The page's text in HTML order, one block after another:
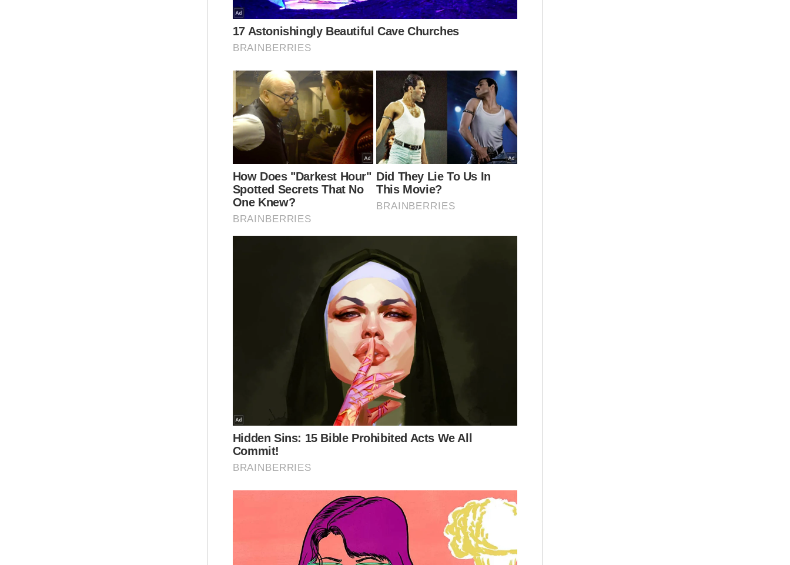
Fortune 500 termasuk Airbnb, Amazon, Amazon
Web Services, Boeing, ConocoPhilips dan
Kimberly-Clark di Harvard Club, New York.
Perdana Menteri juga telah mengadakan
perjumpaan bersama ahli ekonomi terkenal yang
juga pemenang Anugerah Peringatan Nobel dalam
bidang ekonomi, Profesor Joseph Stiglitz daripada
Universiti Columbia.
Menurutnya, kesempatan ini turut dimanfaatkan
untuk kedua-dua mereka untuk bertukar-tukar
pandangan berkaitan keperluan ekonomi negara
membangun diberi peluang yang lebih saksama,
"Kami turut berbincang mengenai langkah dan
strategi yang boleh dilaksana untuk meningkatkan
pendapatan dan membasmi kemiskinan dan dalam
masa yang sama memastikan kemapanan,”
Anwar Islamkan saudara baharu di New York
Anwar bertemu rakyat, pelajar Malaysia di New York
Anwar sampaikan khutbah Jumaat di ICCNY New York
Anwar berkata mereka juga bersetuju pendidikan
yang lebih menyeluruh perlu diberi tumpuan demi
bina jati diri dan sahsiah generasi masa hadapan.
"Idea perbincangan akan dimanfaat dan dicambah
untuk mempertingkatkan potensi ekonomi negara,”
tambahnya. - Bernama.